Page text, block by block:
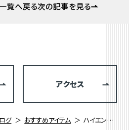
覧へ戻る次の記事を見る
アクセス
グ おすすめアイテム ハイエンド譲りの性能とデザインでトレーニングから通勤通学まで。KASK SINTESI（カスクシンテシー)が入荷しました。